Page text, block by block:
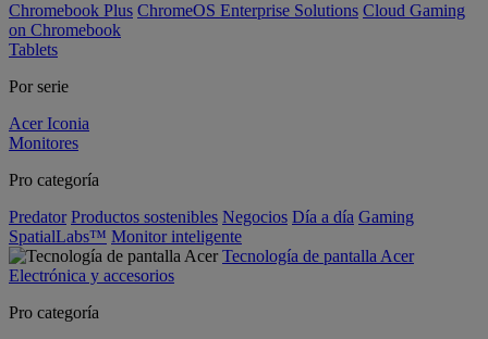
Chromebook Plus ChromeOS Enterprise Solutions Cloud Gaming
on Chromebook
Tablets
Por serie
Acer Iconia
Monitores
Pro categoría
Predator Productos sostenibles Negocios Día a día Gaming
SpatialLabs™ Monitor inteligente
Tecnología de pantalla Acer
Electrónica y accesorios
Pro categoría